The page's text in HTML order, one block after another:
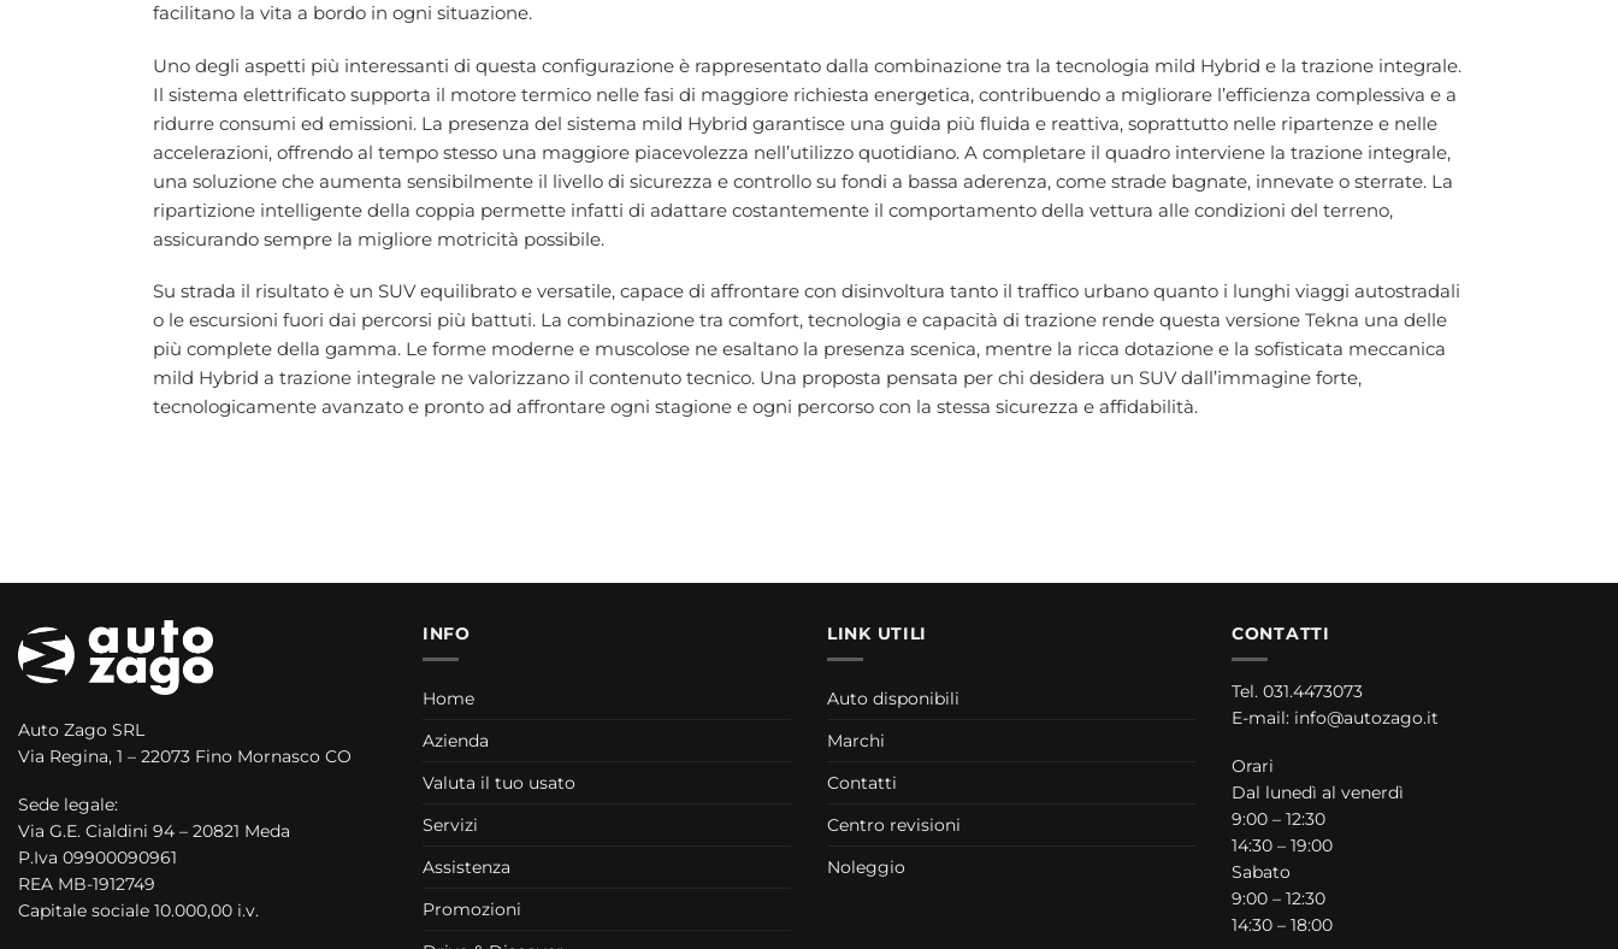
facilitano la vita a bordo in ogni situazione.
Uno degli aspetti più interessanti di questa configurazione è rappresentato dalla combinazione tra la tecnologia mild Hybrid e la trazione integrale.
Il sistema elettrificato supporta il motore termico nelle fasi di maggiore richiesta energetica, contribuendo a migliorare l’efficienza complessiva e a
ridurre consumi ed emissioni. La presenza del sistema mild Hybrid garantisce una guida più fluida e reattiva, soprattutto nelle ripartenze e nelle
accelerazioni, offrendo al tempo stesso una maggiore piacevolezza nell’utilizzo quotidiano. A completare il quadro interviene la trazione integrale,
una soluzione che aumenta sensibilmente il livello di sicurezza e controllo su fondi a bassa aderenza, come strade bagnate, innevate o sterrate. La
ripartizione intelligente della coppia permette infatti di adattare costantemente il comportamento della vettura alle condizioni del terreno,
assicurando sempre la migliore motricità possibile.
Su strada il risultato è un SUV equilibrato e versatile, capace di affrontare con disinvoltura tanto il traffico urbano quanto i lunghi viaggi autostradali
o le escursioni fuori dai percorsi più battuti. La combinazione tra comfort, tecnologia e capacità di trazione rende questa versione Tekna una delle
più complete della gamma. Le forme moderne e muscolose ne esaltano la presenza scenica, mentre la ricca dotazione e la sofisticata meccanica
mild Hybrid a trazione integrale ne valorizzano il contenuto tecnico. Una proposta pensata per chi desidera un SUV dall’immagine forte,
tecnologicamente avanzato e pronto ad affrontare ogni stagione e ogni percorso con la stessa sicurezza e affidabilità.
Auto Zago SRL
Via Regina, 1 – 22073 Fino Mornasco CO
Sede legale:
Via G.E. Cialdini 94 – 20821 Meda
P.Iva 09900090961
REA MB-1912749
Capitale sociale 10.000,00 i.v.
INFO
Home
Azienda
Valuta il tuo usato
Servizi
Assistenza
Promozioni
LINK UTILI
Auto disponibili
Marchi
Contatti
Centro revisioni
Noleggio
CONTATTI
Tel. 031.4473073
E-mail: info@autozago.it
Orari
Dal lunedì al venerdì
9:00 – 12:30
14:30 – 19:00
Sabato
9:00 – 12:30
14:30 – 18:00